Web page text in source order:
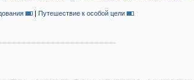
| Путешествие к особой цели